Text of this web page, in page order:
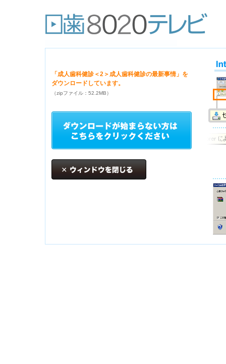
「成人歯科健診＜2＞成人歯科健診の最新事情」を
ダウンロードしています。
（zipファイル：52.2MB）